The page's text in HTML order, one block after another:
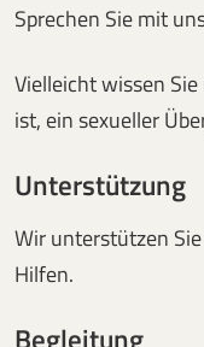
Sprechen Sie mit
Vielleicht wissen
ist, ein sexueller
Unterstützung
Wir unterstützen
Hilfen.